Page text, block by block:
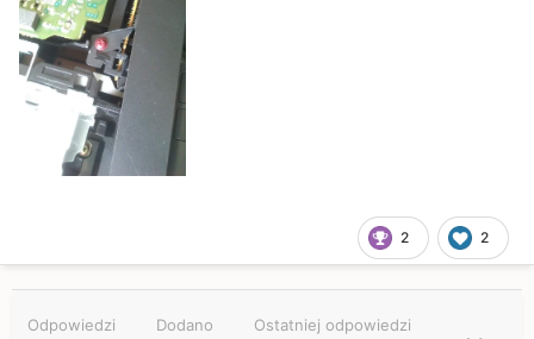
2 2
Odpowiedzi Dodano Ostatniej odpowiedzi